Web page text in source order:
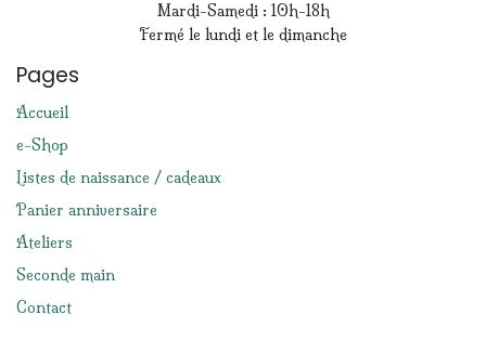
Mardi-Samedi : 10h-18h
Fermé le lundi et le dimanche
Pages
Accueil
e-Shop
Listes de naissance / cadeaux
Panier anniversaire
Ateliers
Seconde main
Contact